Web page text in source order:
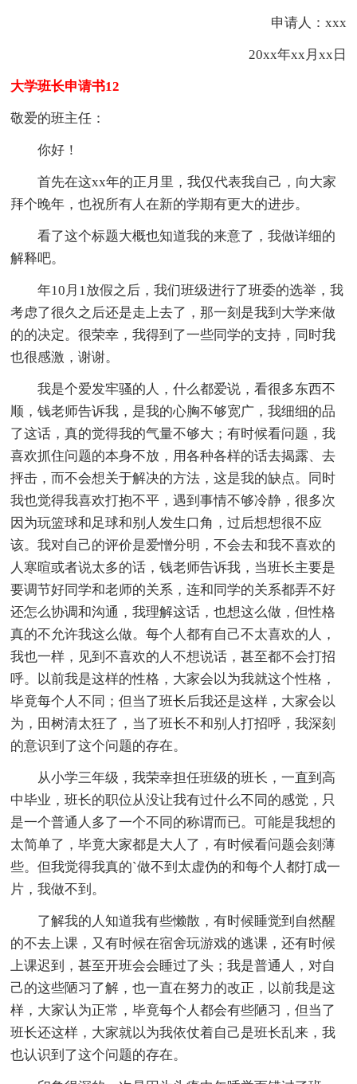
申请人：xxx
20xx年xx月xx日
大学班长申请书12
敬爱的班主任：
你好！
首先在这xx年的正月里，我仅代表我自己，向大家
拜个晚年，也祝所有人在新的学期有更大的进步。
看了这个标题大概也知道我的来意了，我做详细的
解释吧。
年10月1放假之后，我们班级进行了班委的选举，我
考虑了很久之后还是走上去了，那一刻是我到大学来做
的的决定。很荣幸，我得到了一些同学的支持，同时我
也很感激，谢谢。
我是个爱发牢骚的人，什么都爱说，看很多东西不
顺，钱老师告诉我，是我的心胸不够宽广，我细细的品
了这话，真的觉得我的气量不够大；有时候看问题，我
喜欢抓住问题的本身不放，用各种各样的话去揭露、去
抨击，而不会想关于解决的方法，这是我的缺点。同时
我也觉得我喜欢打抱不平，遇到事情不够冷静，很多次
因为玩篮球和足球和别人发生口角，过后想想很不应
该。我对自己的评价是爱憎分明，不会去和我不喜欢的
人寒暄或者说太多的话，钱老师告诉我，当班长主要是
要调节好同学和老师的关系，连和同学的关系都弄不好
还怎么协调和沟通，我理解这话，也想这么做，但性格
真的不允许我这么做。每个人都有自己不太喜欢的人，
我也一样，见到不喜欢的人不想说话，甚至都不会打招
呼。以前我是这样的性格，大家会以为我就这个性格，
毕竟每个人不同；但当了班长后我还是这样，大家会以
为，田树清太狂了，当了班长不和别人打招呼，我深刻
的意识到了这个问题的存在。
从小学三年级，我荣幸担任班级的班长，一直到高
中毕业，班长的职位从没让我有过什么不同的感觉，只
是一个普通人多了一个不同的称谓而已。可能是我想的
太简单了，毕竟大家都是大人了，有时候看问题会刻薄
些。但我觉得我真的`做不到太虚伪的和每个人都打成一
片，我做不到。
了解我的人知道我有些懒散，有时候睡觉到自然醒
的不去上课，又有时候在宿舍玩游戏的逃课，还有时候
上课迟到，甚至开班会会睡过了头；我是普通人，对自
己的这些陋习了解，也一直在努力的改正，以前我是这
样，大家认为正常，毕竟每个人都会有些陋习，但当了
班长还这样，大家就以为我依仗着自己是班长乱来，我
也认识到了这个问题的存在。